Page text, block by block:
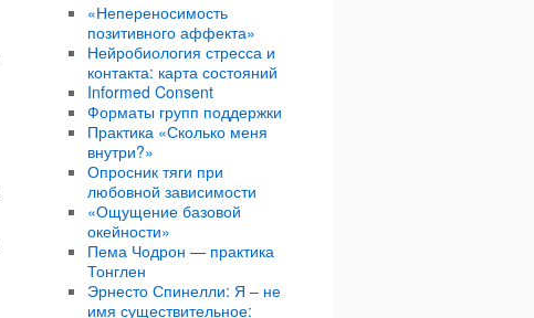
«Непереносимость
позитивного аффекта»
Нейробиология стресса и
контакта: карта состояний
Informed Consent
Форматы групп поддержки
Практика «Сколько меня
внутри?»
Опросник тяги при
любовной зависимости
«Ощущение базовой
окейности»
Пема Чодрон — практика
Тонглен
Эрнесто Спинелли: Я – не
имя существительное: